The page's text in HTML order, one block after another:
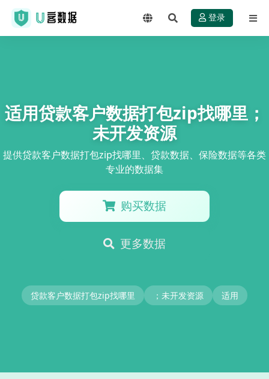
登录
适用贷款客户数据打包zip找哪里；
未开发资源
提供贷款客户数据打包zip找哪里、贷款数据、保险数据等各类
专业的数据集
购买数据
更多数据
贷款客户数据打包zip找哪里 ；未开发资源 适用